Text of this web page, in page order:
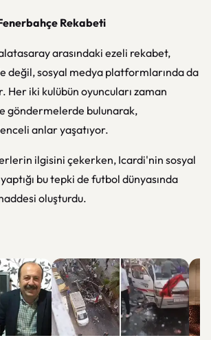
Rekabeti
arasındaki ezeli rekabet,
değil, sosyal medya platformlarında da
Her iki kulübün oyuncuları zaman
göndermelerde bulunarak,
anlar yaşatıyor.
ilgisini çekerken, Icardi'nin sosyal
bu tepki de futbol dünyasında
oluşturdu.